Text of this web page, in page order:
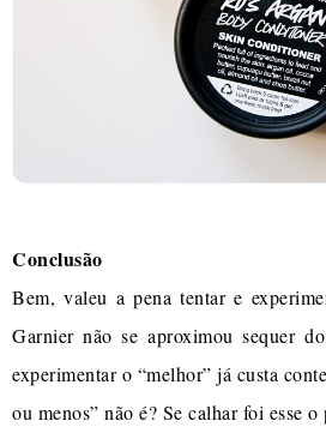
Conclusão
Bem, valeu a pena tentar e
Garnier não se aproximou sequer
experimentar o “melhor” já custa
ou menos” não é? Se calhar foi esse o